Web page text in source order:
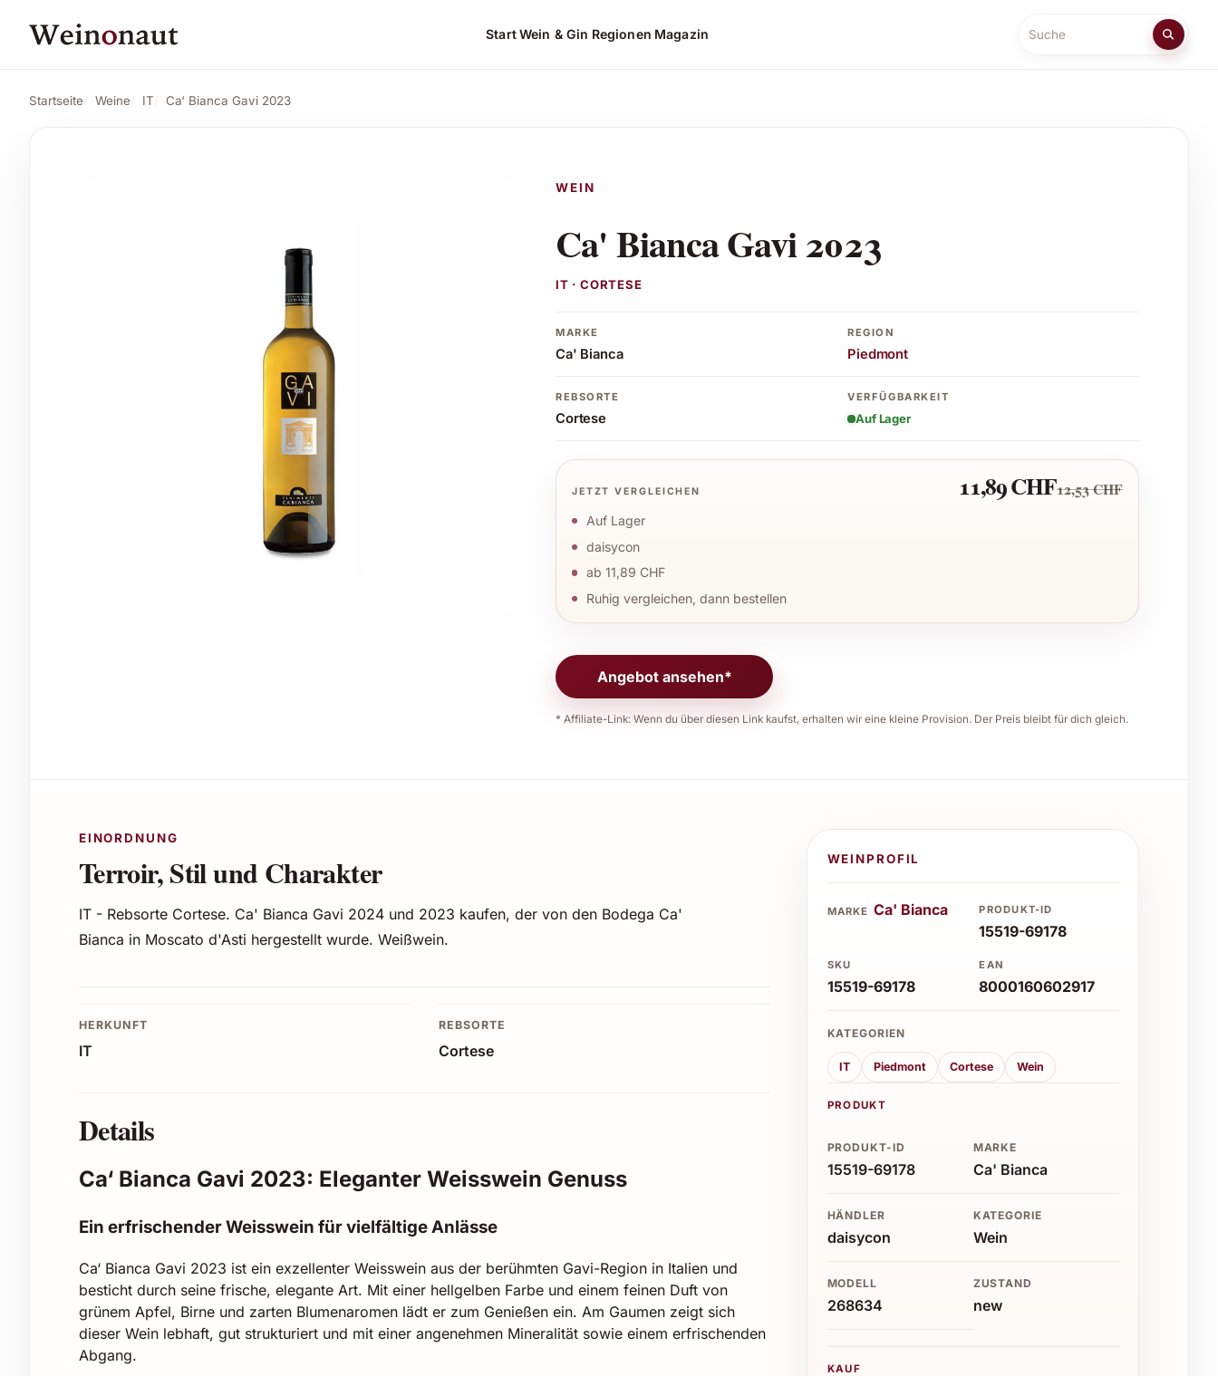
StartWein & Gin Regionen Magazin
Suche
Startseite Weine IT Ca‘ Bianca Gavi 2023
Ca' Bianca Gavi 2023
WEIN
Ca' Bianca Gavi 2023
IT · CORTESE
MARKE
Ca' Bianca
REGION
Piedmont
REBSORTE
Cortese
VERFÜGBARKEIT
Auf Lager
JETZT VERGLEICHEN 11,89 CHF12,53 CHF
Auf Lager
daisycon
ab 11,89 CHF
Ruhig vergleichen, dann bestellen
Angebot ansehen*
* Affiliate-Link: Wenn du über diesen Link kaufst, erhalten wir eine kleine Provision. Der Preis bleibt für dich gleich.
EINORDNUNG
Terroir, Stil und Charakter
IT - Rebsorte Cortese. Ca' Bianca Gavi 2024 und 2023 kaufen, der von den Bodega Ca'
Bianca in Moscato d'Asti hergestellt wurde. Weißwein.
HERKUNFT
IT
REBSORTE
Cortese
Details
Ca‘ Bianca Gavi 2023: Eleganter Weisswein Genuss
Ein erfrischender Weisswein für vielfältige Anlässe
Ca‘ Bianca Gavi 2023 ist ein exzellenter Weisswein aus der berühmten Gavi-Region in Italien und
besticht durch seine frische, elegante Art. Mit einer hellgelben Farbe und einem feinen Duft von
grünem Apfel, Birne und zarten Blumenaromen lädt er zum Genießen ein. Am Gaumen zeigt sich
dieser Wein lebhaft, gut strukturiert und mit einer angenehmen Mineralität sowie einem erfrischenden
Abgang.
WEINPROFIL
MARKE Ca' Bianca PRODUKT-ID
15519-69178
SKU
15519-69178
EAN
8000160602917
KATEGORIEN
IT Piedmont Cortese Wein
PRODUKT
PRODUKT-ID
15519-69178
MARKE
Ca' Bianca
HÄNDLER
daisycon
KATEGORIE
Wein
MODELL
268634
ZUSTAND
new
KAUF